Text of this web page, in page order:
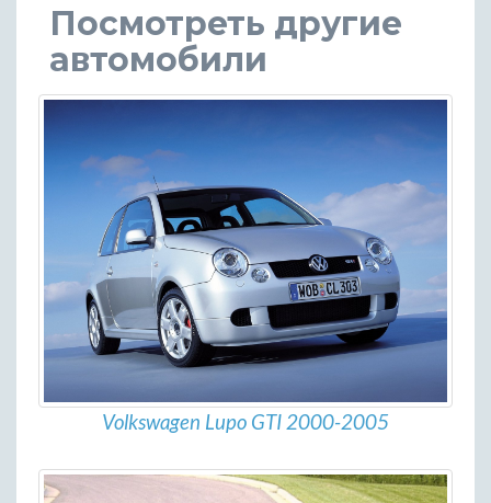
Посмотреть другие
автомобили
Volkswagen Lupo GTI 2000-2005